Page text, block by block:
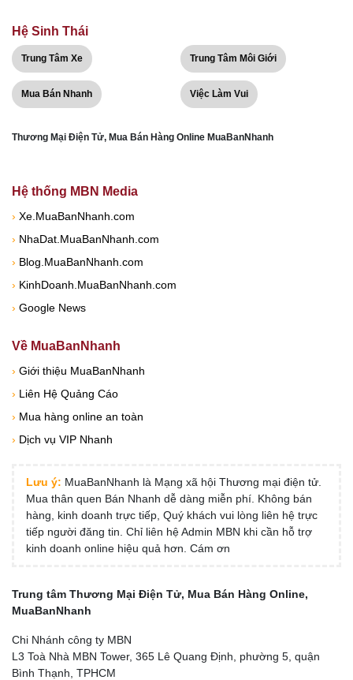
Hệ Sinh Thái
Trung Tâm Xe Trung Tâm Môi Giới
Mua Bán Nhanh Việc Làm Vui
Thương Mại Điện Tử, Mua Bán Hàng Online MuaBanNhanh
Hệ thống MBN Media
› Xe.MuaBanNhanh.com
› NhaDat.MuaBanNhanh.com
› Blog.MuaBanNhanh.com
› KinhDoanh.MuaBanNhanh.com
› Google News
Về MuaBanNhanh
› Giới thiệu MuaBanNhanh
› Liên Hệ Quảng Cáo
› Mua hàng online an toàn
› Dịch vụ VIP Nhanh
Lưu ý: MuaBanNhanh là Mạng xã hội Thương mại điện tử.
Mua thân quen Bán Nhanh dễ dàng miễn phí. Không bán
hàng, kinh doanh trực tiếp, Quý khách vui lòng liên hệ trực
tiếp người đăng tin. Chỉ liên hệ Admin MBN khi cần hỗ trợ
kinh doanh online hiệu quả hơn. Cám ơn
Trung tâm Thương Mại Điện Tử, Mua Bán Hàng Online,
MuaBanNhanh
Chi Nhánh công ty MBN
L3 Toà Nhà MBN Tower, 365 Lê Quang Định, phường 5, quận
Bình Thạnh, TPHCM